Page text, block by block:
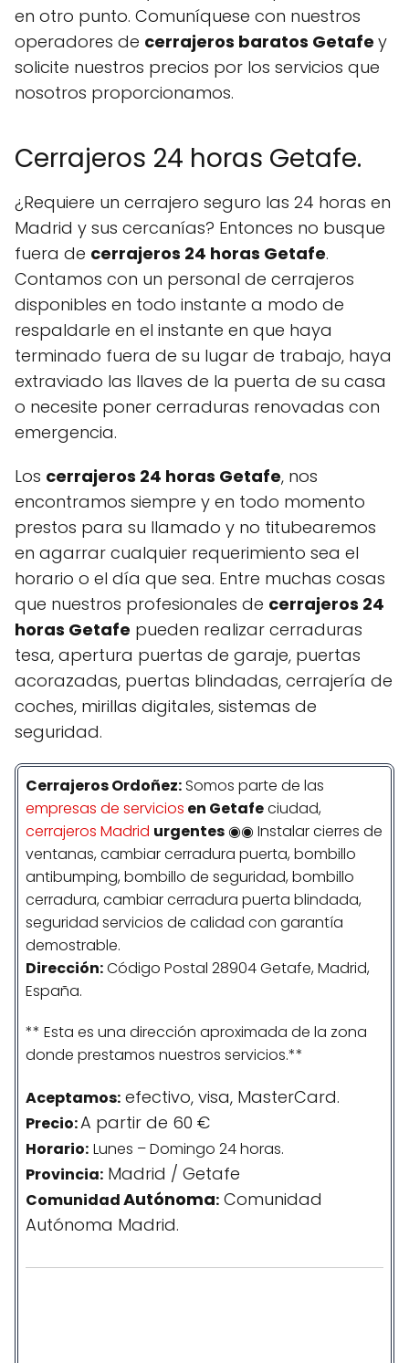
en otro punto. Comuníquese con nuestros
operadores de cerrajeros baratos Getafe y
solicite nuestros precios por los servicios que
nosotros proporcionamos.
Cerrajeros 24 horas Getafe.
¿Requiere un cerrajero seguro las 24 horas en
Madrid y sus cercanías? Entonces no busque
fuera de cerrajeros 24 horas Getafe.
Contamos con un personal de cerrajeros
disponibles en todo instante a modo de
respaldarle en el instante en que haya
terminado fuera de su lugar de trabajo, haya
extraviado las llaves de la puerta de su casa
o necesite poner cerraduras renovadas con
emergencia.
Los cerrajeros 24 horas Getafe, nos
encontramos siempre y en todo momento
prestos para su llamado y no titubearemos
en agarrar cualquier requerimiento sea el
horario o el día que sea. Entre muchas cosas
que nuestros profesionales de cerrajeros 24
horas Getafe pueden realizar cerraduras
tesa, apertura puertas de garaje, puertas
acorazadas, puertas blindadas, cerrajería de
coches, mirillas digitales, sistemas de
seguridad.
Cerrajeros Ordoñez:Somos parte de las
empresas de servicios en Getafeciudad,
cerrajeros Madrid urgentes ◉◉ Instalar cierres de
ventanas, cambiar cerradura puerta, bombillo
antibumping, bombillo de seguridad, bombillo
cerradura, cambiar cerradura puerta blindada,
seguridad servicios de calidad con garantía
demostrable.
Dirección:Código Postal 28904 Getafe, Madrid,
España.
** Esta es una dirección aproximada de la zona
donde prestamos nuestros servicios.**
Aceptamos: efectivo, visa, MasterCard.
Precio:A partir de 60 €
Horario: Lunes – Domingo 24 horas.
Provincia: Madrid / Getafe
ComunidadAutónoma: Comunidad
Autónoma Madrid.